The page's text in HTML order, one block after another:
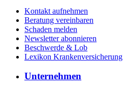
Kontakt aufnehmen
Beratung vereinbaren
Schaden melden
Newsletter abonnieren
Beschwerde & Lob
Lexikon Krankenversicherung
Unternehmen